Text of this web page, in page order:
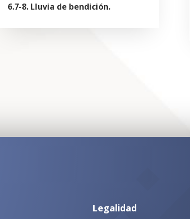
6.7-8. Lluvia de bendición.
Legalidad